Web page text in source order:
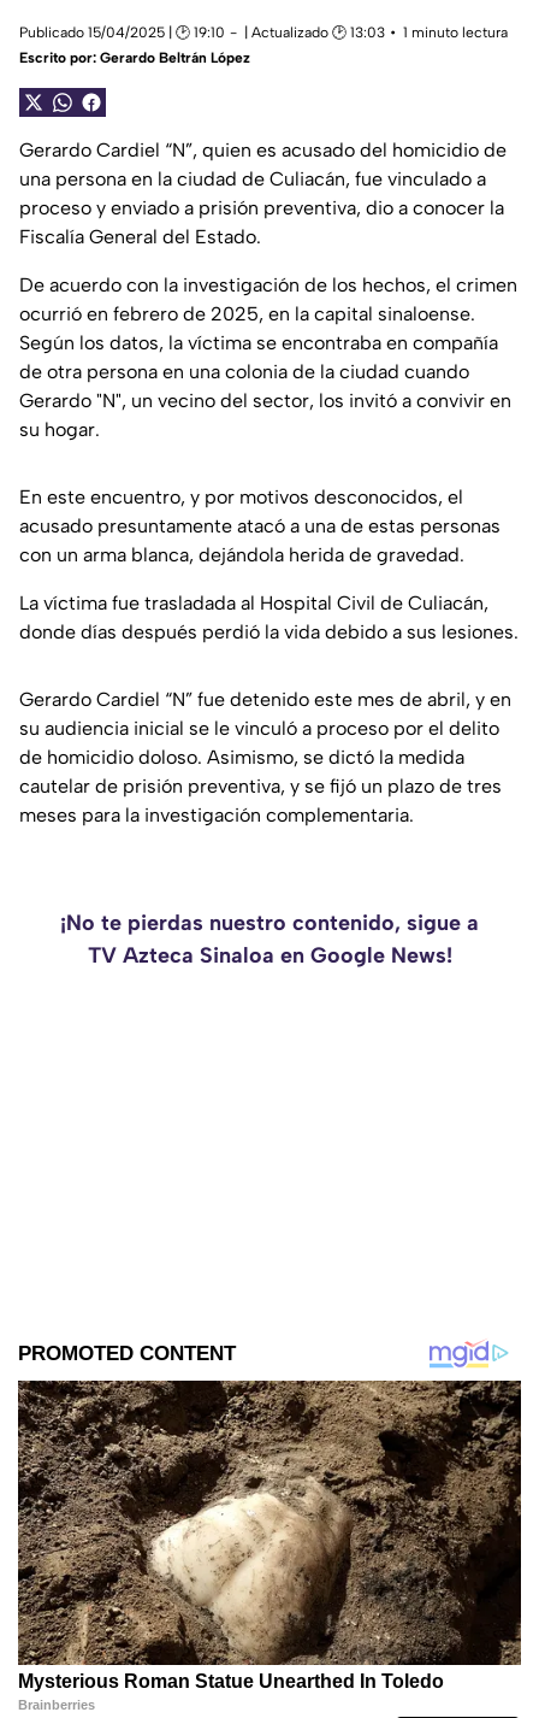
Publicado 15/04/2025 | 🕑 19:10 | Actualizado 🕑 13:03
1 minuto lectura
Escrito por: Gerardo Beltrán López
Gerardo Cardiel “N”, quien es acusado del homicidio de
una persona en la ciudad de Culiacán, fue vinculado a
proceso y enviado a prisión preventiva, dio a conocer la
Fiscalía General del Estado.
De acuerdo con la investigación de los hechos, el crimen
ocurrió en febrero de 2025, en la capital sinaloense.
Según los datos, la víctima se encontraba en compañía
de otra persona en una colonia de la ciudad cuando
Gerardo "N", un vecino del sector, los invitó a convivir en
su hogar.
En este encuentro, y por motivos desconocidos, el
acusado presuntamente atacó a una de estas personas
con un arma blanca, dejándola herida de gravedad.
La víctima fue trasladada al Hospital Civil de Culiacán,
donde días después perdió la vida debido a sus lesiones.
Gerardo Cardiel “N” fue detenido este mes de abril, y en
su audiencia inicial se le vinculó a proceso por el delito
de homicidio doloso. Asimismo, se dictó la medida
cautelar de prisión preventiva, y se fijó un plazo de tres
meses para la investigación complementaria.
¡No te pierdas nuestro contenido, sigue a
TV Azteca Sinaloa en Google News!